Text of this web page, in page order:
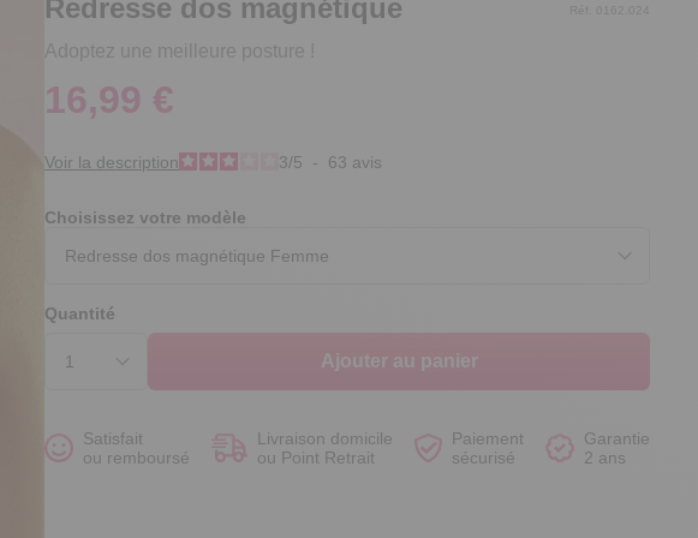
Redresse dos magnétique
Adoptez une meilleure posture !
16,99 €
Voir la description 3/5 - 63 avis
Choisissez votre modèle
Quantité
Ajouter au panier
Satisfait
ou remboursé
Livraison domicile
ou Point Retrait
Paiement
sécurisé
Garantie
2 ans